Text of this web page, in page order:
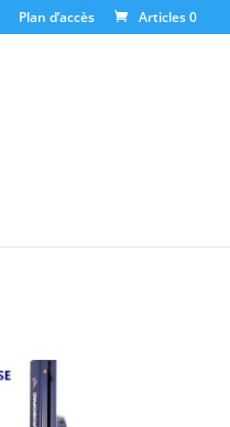
Plan d’accès Articles 0